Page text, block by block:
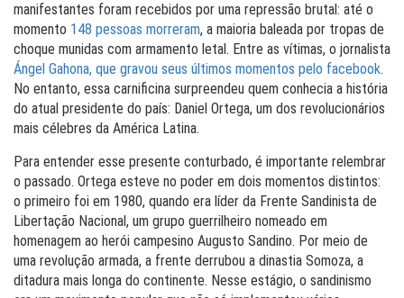
manifestantes foram recebidos por uma repressão brutal: até o
momento 148 pessoas morreram, a maioria baleada por tropas de
choque munidas com armamento letal. Entre as vítimas, o jornalista
Ángel Gahona, que gravou seus últimos momentos pelo facebook.
No entanto, essa carnificina surpreendeu quem conhecia a história
do atual presidente do país: Daniel Ortega, um dos revolucionários
mais célebres da América Latina.
Para entender esse presente conturbado, é importante relembrar
o passado. Ortega esteve no poder em dois momentos distintos:
o primeiro foi em 1980, quando era líder da Frente Sandinista de
Libertação Nacional, um grupo guerrilheiro nomeado em
homenagem ao herói campesino Augusto Sandino. Por meio de
uma revolução armada, a frente derrubou a dinastia Somoza, a
ditadura mais longa do continente. Nesse estágio, o sandinismo